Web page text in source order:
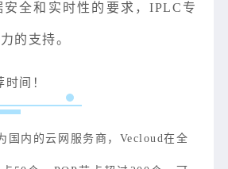
全和实时性的要求，IPLC专
的支持。
时间！
国内的云网服务商，Vecloud在全